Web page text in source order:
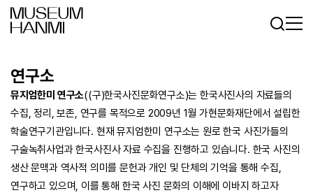
연구소
뮤지엄한미 연구소((구)한국사진문화연구소)는 한국사진사의 자료들의
수집, 정리, 보존, 연구를 목적으로 2009년 1월 가현문화재단에서 설립한
학술연구기관입니다. 현재 뮤지엄한미 연구소는 원로 한국 사진가들의
구술녹취사업과 한국사진사 자료 수집을 진행하고 있습니다. 한국 사진의
생산 문맥과 역사적 의미를 문헌과 개인 및 단체의 기억을 통해 수집,
연구하고 있으며, 이를 통해 한국 사진 문화의 이해에 이바지 하고자